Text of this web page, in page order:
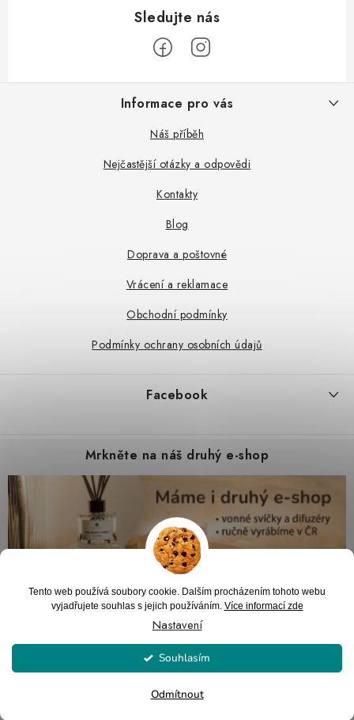
Tento web používá soubory cookie. Dalším procházením tohoto webu
vyjadřujete souhlas s jejich používáním. Více informací zde
Nastavení
Odmítnout
Souhlasím
Z
Informace pro vás
Náš příběh
Nejčastější otázky a odpovědi
Kontakty
Blog
Doprava a poštovné
Vrácení a reklamace
Obchodní podmínky
Podmínky ochrany osobních údajů
Facebook
Mrkněte na náš druhý e-shop
Vytvořil Shoptet
. Všechna práva vyhrazena.
cookies